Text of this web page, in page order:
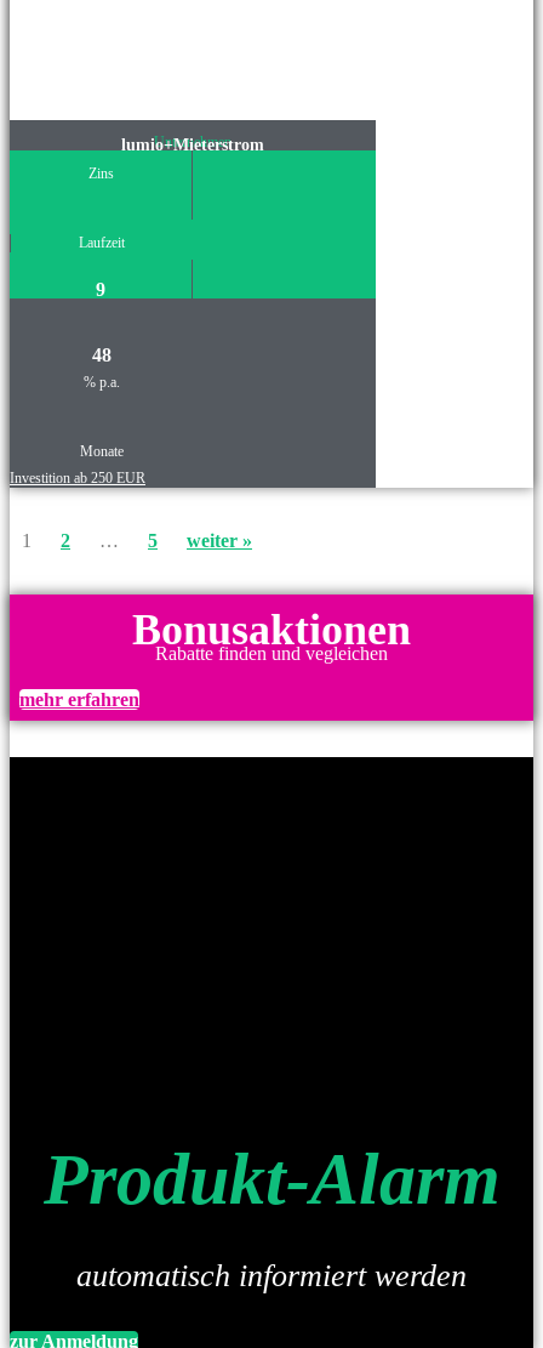
Unternehmen
lumio+Mieterstrom
Zins
Laufzeit
9
48
% p.a.
Monate
Investition ab 250 EUR
1 2 … 5 weiter »
Bonusaktionen
Rabatte finden und vegleichen
mehr erfahren
Produkt-Alarm
automatisch informiert werden
zur Anmeldung